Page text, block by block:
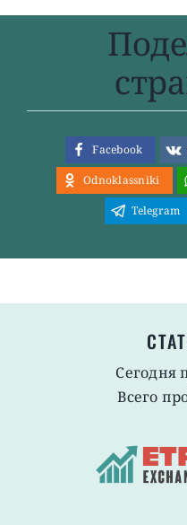
Facebook
Odnoklassniki
Telegram
Сегодня
Всего